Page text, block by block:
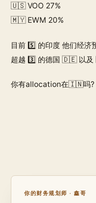
🇺🇸 VOO 27%
🇲🇾 EWM 20%
目前 5️⃣ 的印度 他们经济
超越 3️⃣ 的德国 🇩🇪 以
你有allocation在🇮🇳吗?
你的财务规划师 · 鑫哥